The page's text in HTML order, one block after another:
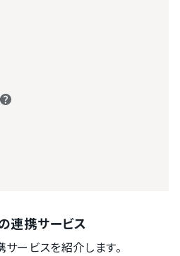
連携サービス
ービスを紹介します。